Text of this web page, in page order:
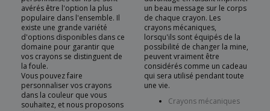
avérés être l'option la plus
populaire dans l'ensemble. Il
existe une grande variété
d'options disponibles dans ce
domaine pour garantir que
vos crayons se distinguent de
la foule.
Vous pouvez faire
personnaliser vos crayons
dans la couleur que vous
souhaitez, et nous proposons
un beau message sur le corps
de chaque crayon. Les
crayons mécaniques,
lorsqu'ils sont équipés de la
possibilité de changer la mine,
peuvent vraiment être
considérés comme un cadeau
qui sera utilisé pendant toute
une vie.
Crayons mécaniques